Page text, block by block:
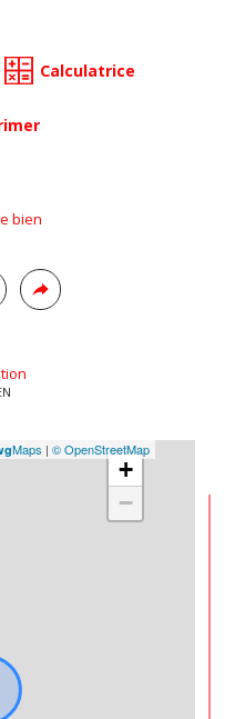
Calculatrice
bien
+
−
Maps | © OpenStreetMap